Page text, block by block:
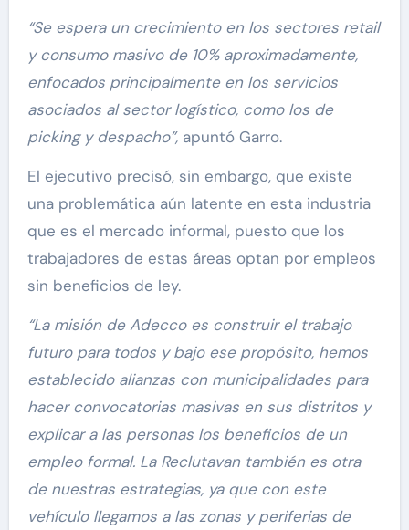
“Se espera un crecimiento en los sectores retail
y consumo masivo de 10% aproximadamente,
enfocados principalmente en los servicios
asociados al sector logístico, como los de
picking y despacho”,apuntó Garro.
El ejecutivo precisó, sin embargo, que existe
una problemática aún latente en esta industria
que es el mercado informal, puesto que los
trabajadores de estas áreas optan por empleos
sin beneficios de ley.
“La misión de Adecco es construir el trabajo
futuro para todos y bajo ese propósito, hemos
establecido alianzas con municipalidades para
hacer convocatorias masivas en sus distritos y
explicar a las personas los beneficios de un
empleo formal. La Reclutavan también es otra
de nuestras estrategias, ya que con este
vehículo llegamos a las zonas y periferias de